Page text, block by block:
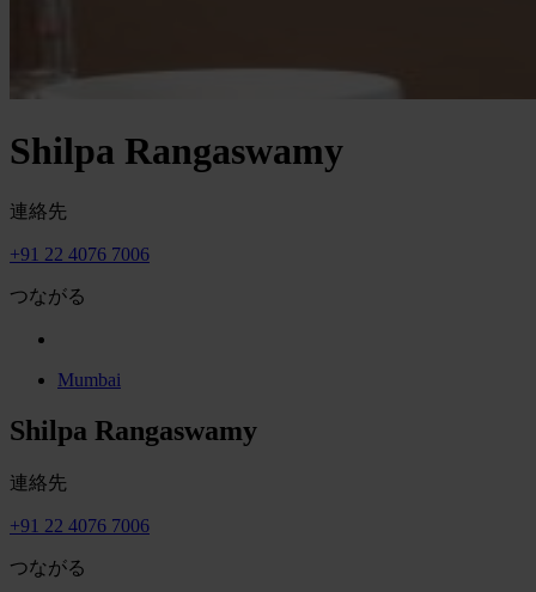
Shilpa Rangaswamy
連絡先
+91 22 4076 7006
つながる
Mumbai
Shilpa Rangaswamy
連絡先
+91 22 4076 7006
つながる